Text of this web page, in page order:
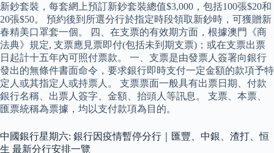
新鈔套裝，每套網上預訂新鈔套裝總值$3,000，包括100張$20和
20張$50。 預約後到所選分行於指定時段領取新鈔時，可獲贈新
春精美口罩套一個。 四、在支票的有效期方面，根據澳門《商
法典》規定, 支票應見票即付(包括未到期支票)；或在支票出票
日起計十五年內可照付票款。 一、支票是由發票人簽署向銀行
發出的無條件書面命令，要求銀行即時支付一定金額的款項予特
定人或其指定人或持票人。 支票票面一般具有出票日期、付款
銀行名稱、出票人簽字、金額、抬頭人等訊息。 支票、本票、
匯票統稱為票據，均以支付款項為目的。
中國銀行星期六: 銀行因疫情暫停分行｜匯豐、中銀、渣打、恒
生 最新分行安排一覽